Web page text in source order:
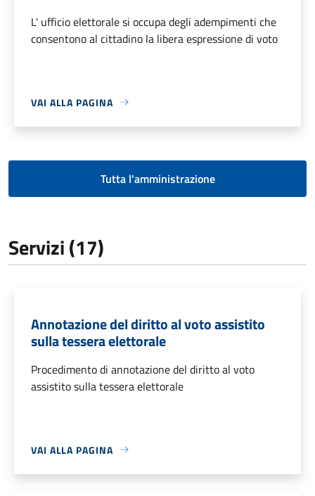
L' ufficio elettorale si occupa degli adempimenti che
consentono al cittadino la libera espressione di voto
VAI ALLA PAGINA
Tutta l'amministrazione
Servizi (17)
Annotazione del diritto al voto assistito
sulla tessera elettorale
Procedimento di annotazione del diritto al voto
assistito sulla tessera elettorale
VAI ALLA PAGINA